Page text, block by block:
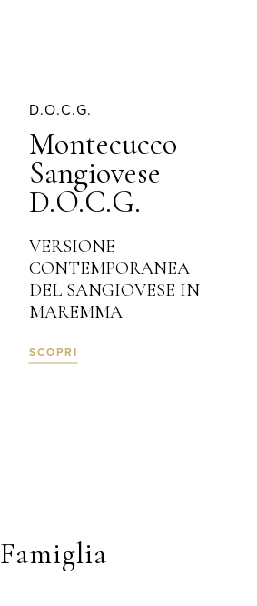
D.O.C.G.
Montecucco
Sangiovese
D.O.C.G.
VERSIONE
CONTEMPORANEA
DEL SANGIOVESE IN
MAREMMA
SCOPRI
Famiglia